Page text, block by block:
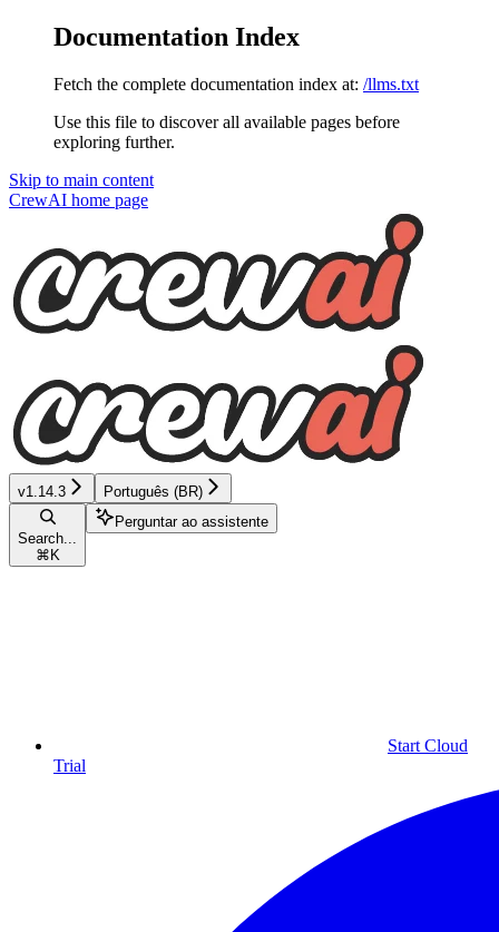
Documentation Index
Fetch the complete documentation index at: /llms.txt
Use this file to discover all available pages before
exploring further.
Skip to main content
CrewAI home page
v1.14.3 Português (BR)
Search...
⌘ K
Perguntar ao assistente
Start Cloud
Trial